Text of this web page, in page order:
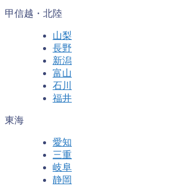
甲信越・北陸
山梨
長野
新潟
富山
石川
福井
東海
愛知
三重
岐阜
静岡